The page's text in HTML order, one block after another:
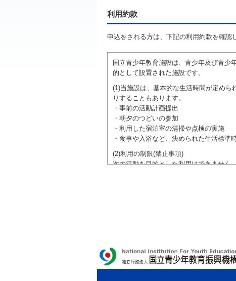
利用約款
申込をされる方は、下記の利用約款を確認
国立青少年教育施設は、青少年及び青少
的として設置された施設です。
(1)当施設は、基本的な生活時間が定め
りすることもあります。
・事前の活動計画提出
・朝夕のつどいの参加
・利用した宿泊室の清掃や点検の実施
・食事や入浴など、決められた生活標
(2)利用の制限(禁止事項)
次の活動を目的とした利用はできません
●特定の政党を支持、またはこれに反対
●特定の宗教を支持、またはこれに反対
域での勧誘活動を行ったり、自らの団体
ご利用に際しては、本約款や定められ